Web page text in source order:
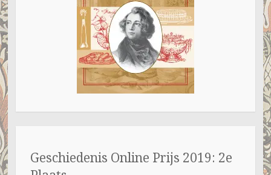
Geschiedenis Online Prijs 2019: 2e